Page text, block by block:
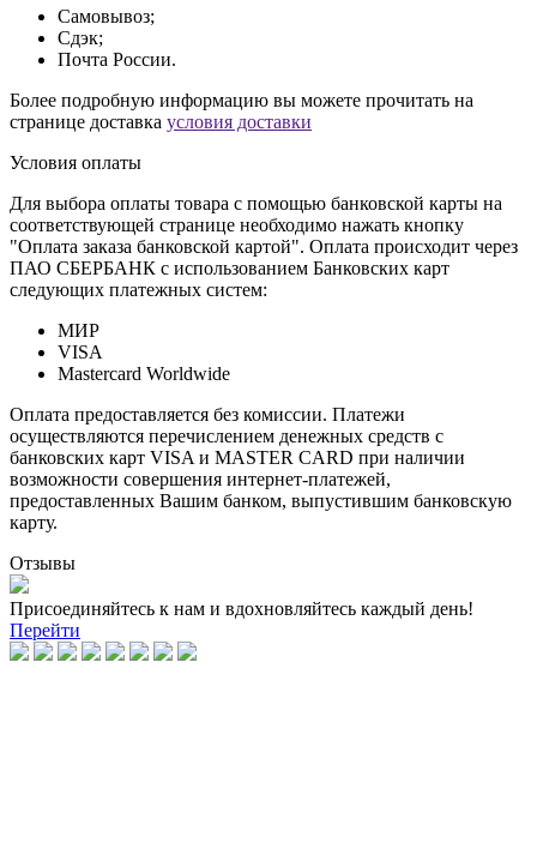
Самовывоз;
Сдэк;
Почта России.
Более подробную информацию вы можете прочитать на
странице доставка условия доставки
Условия оплаты
Для выбора оплаты товара с помощью банковской карты на
соответствующей странице необходимо нажать кнопку
"Оплата заказа банковской картой". Оплата происходит через
ПАО СБЕРБАНК с использованием Банковских карт
следующих платежных систем:
МИР
VISA
Mastercard Worldwide
Оплата предоставляется без комиссии. Платежи
осуществляются перечислением денежных средств с
банковских карт VISA и MASTER CARD при наличии
возможности совершения интернет-платежей,
предоставленных Вашим банком, выпустившим банковскую
карту.
Отзывы
Присоединяйтесь к нам и вдохновляйтесь каждый день!
Перейти